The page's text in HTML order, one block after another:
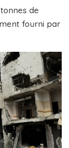
de
fourni par